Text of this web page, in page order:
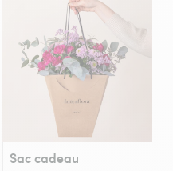
Sac cadeau